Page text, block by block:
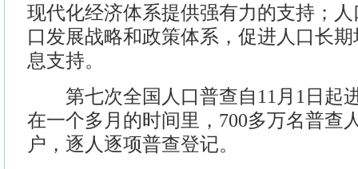
现代化经济体系提供强有力的支持；
口发展战略和政策体系，促进人口长
息支持。
第七次全国人口普查自11月1日起
在一个多月的时间里，700多万名普查
户，逐人逐项普查登记。